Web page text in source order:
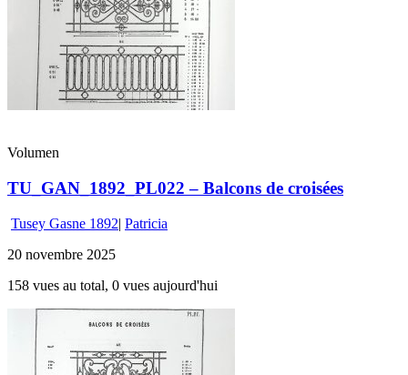
Volumen
TU_GAN_1892_PL022 – Balcons de croisées
Tusey Gasne 1892| Patricia
20 novembre 2025
158 vues au total, 0 vues aujourd'hui